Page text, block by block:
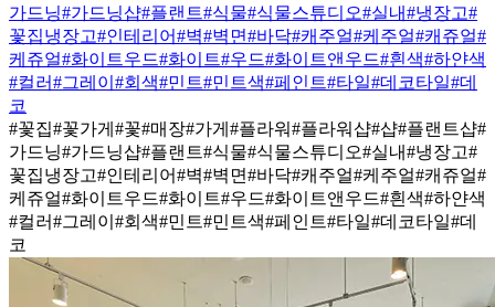
가드닝#가드닝샵#플랜트#식물#식물스튜디오#실내#냉장고#
꽃집냉장고#인테리어#벽#벽면#바닥#캐주얼#케주얼#캐쥬얼#
케쥬얼#화이트우드#화이트#우드#화이트앤우드#흰색#하얀색
#컬러#그레이 #회색#민트#민트색#페인트#타일#데코타일#데
코
#꽃집#꽃가게 #꽃#매장#가게 #플라워#플라워샵#샵#플랜트샵#
가드닝#가드닝샵#플랜트#식물#식물스튜디오#실내#냉장고#
꽃집냉장고#인테리어#벽#벽면#바닥#캐주얼#케주얼#캐쥬얼#
케쥬얼#화이트우드#화이트#우드#화이트앤우드#흰색#하얀색
#컬러#그레이 #회색#민트#민트색#페인트#타일#데코타일#데
코